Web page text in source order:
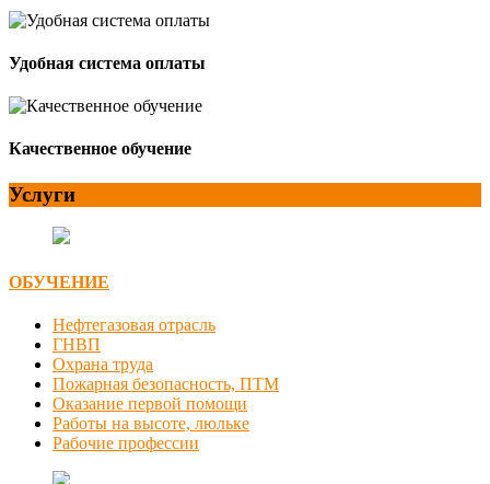
Удобная система оплаты
Качественное обучение
Услуги
ОБУЧЕНИЕ
Нефтегазовая отрасль
ГНВП
Охрана труда
Пожарная безопасность, ПТМ
Оказание первой помощи
Работы на высоте, люльке
Рабочие профессии